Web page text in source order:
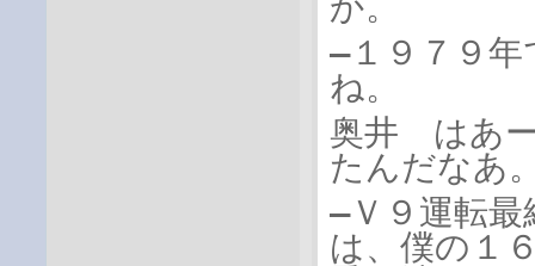
―１９７９
ね。
奥井 はあー
たんだなあ
―Ｖ９運転
は、僕の１